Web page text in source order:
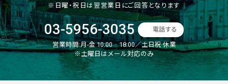
※日曜・祝日は翌営業日にご回答となります
03-5956-3035 電話する
営業時間:月-金 10:00‐18:00／土日祝 休業
※土曜日はメール対応のみ